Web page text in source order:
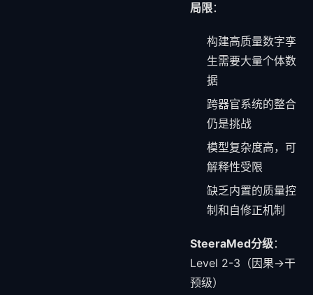
局限：
构建高质量数字孪
生需要大量个体数
据
跨器官系统的整合
仍是挑战
模型复杂度高，可
解释性受限
缺乏内置的质量控
制和自修正机制
SteeraMed分级：
Level 2-3（因果→干
预级）